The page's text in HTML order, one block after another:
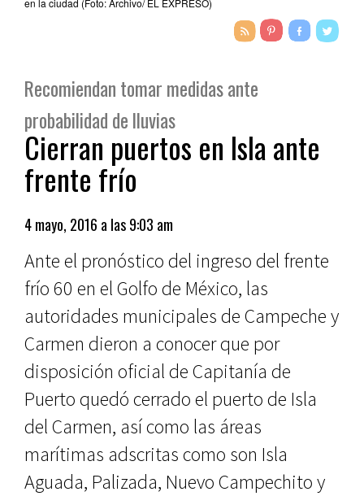
Recomiendan tomar medidas ante
probabilidad de lluvias
Cierran puertos en Isla ante
frente frío
4 mayo, 2016 a las 9:03 am
Ante el pronóstico del ingreso del frente
frío 60 en el Golfo de México, las
autoridades municipales de Campeche y
Carmen dieron a conocer que por
disposición oficial de Capitanía de
Puerto quedó cerrado el puerto de Isla
del Carmen, así como las áreas
marítimas adscritas como son Isla
Aguada, Palizada, Nuevo Campechito y